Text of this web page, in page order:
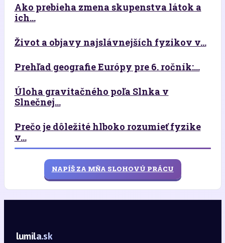
Ako prebieha zmena skupenstva látok a
ich...
Život a objavy najslávnejších fyzikov v...
Prehľad geografie Európy pre 6. ročník:...
Úloha gravitačného poľa Slnka v
Slnečnej...
Prečo je dôležité hlboko rozumieť fyzike
v...
NAPÍŠ ZA MŇA SLOHOVÚ PRÁCU
lumila.sk